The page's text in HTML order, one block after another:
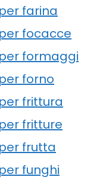
farina
focacce
formaggi
forno
frittura
fritture
frutta
funghi